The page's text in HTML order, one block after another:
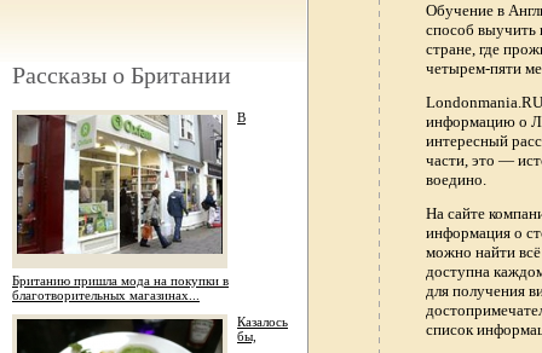
Рассказы о Британии
В
Британию пришла мода на покупки в
благотворительных магазинах...
Казалось
бы,
Обучение в
способ выучить
стране, где
четырем-пяти
информацию о
интересный
части, это —
воедино.
На сайте
информация о
можно найти
доступна
для получения
список